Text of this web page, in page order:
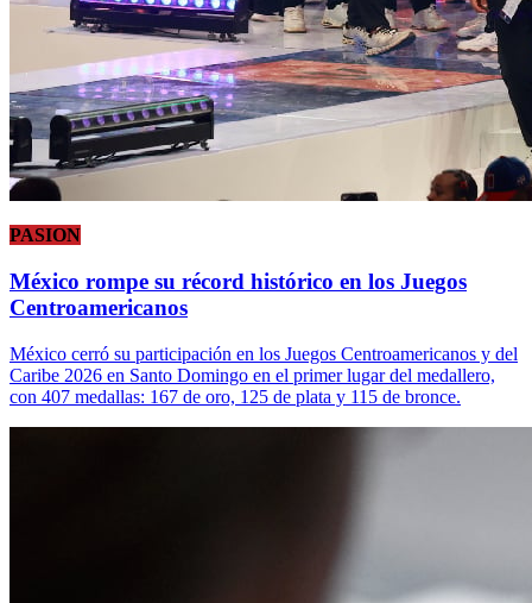
PASION
México rompe su récord histórico en los Juegos
Centroamericanos
México cerró su participación en los Juegos Centroamericanos y del
Caribe 2026 en Santo Domingo en el primer lugar del medallero,
con 407 medallas: 167 de oro, 125 de plata y 115 de bronce.